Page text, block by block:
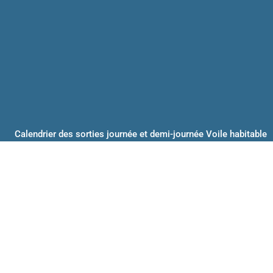
Calendrier des sorties journée et demi-journée Voile habitable